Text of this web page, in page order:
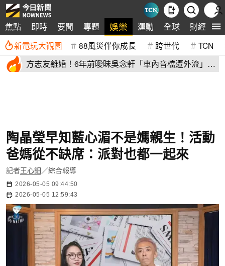
焦點 即時 要聞 專題 娛樂 運動 全球 財經
新電玩大觀園 88風災伴你成長 跨世代 TCN
方志友離婚！6年前曖昧吳念軒「車內音檔遭外流」
陶晶瑩早知藍心湄不是媽親生！活動
爸媽從不缺席：派對也都一起來
記者王心鈿 ／綜合報導
2026-05-05 09:44:50
2026-05-05 12:59:43